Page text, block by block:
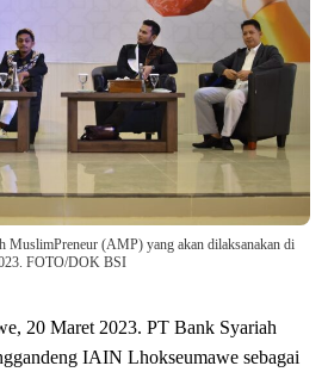
MuslimPreneur (AMP) yang akan dilaksanakan di
FOTO/DOK BSI
20 Maret 2023. PT Bank Syariah
IAIN Lhokseumawe sebagai